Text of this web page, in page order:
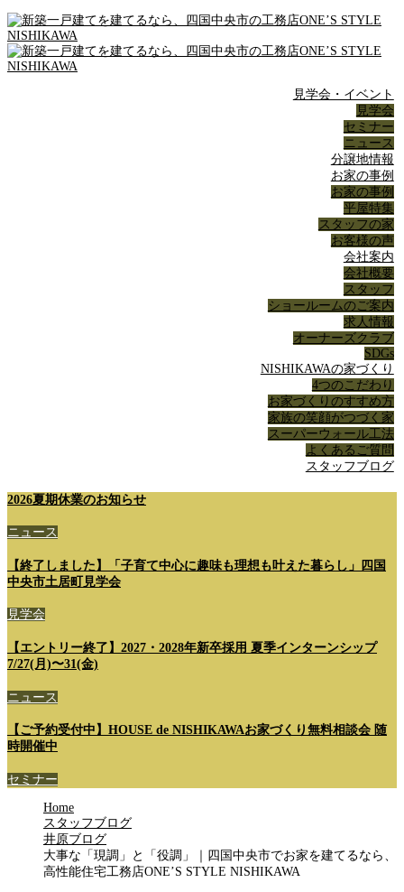
見学会・イベント
見学会
セミナー
ニュース
分譲地情報
お家の事例
お家の事例
平屋特集
スタッフの家
お客様の声
会社案内
会社概要
スタッフ
ショールームのご案内
求人情報
オーナーズクラブ
SDGs
NISHIKAWAの家づくり
4つのこだわり
お家づくりのすすめ方
家族の笑顔がつづく家
スーパーウォール工法
よくあるご質問
スタッフブログ
2026夏期休業のお知らせ
ニュース
【終了しました】「子育て中心に趣味も理想も叶えた暮らし」四国
中央市土居町見学会
見学会
【エントリー終了】2027・2028年新卒採用 夏季インターンシップ
7/27(月)〜31(金)
ニュース
【ご予約受付中】HOUSE de NISHIKAWAお家づくり無料相談会 随
時開催中
セミナー
Home
スタッフブログ
井原ブログ
大事な「現調」と「役調」｜四国中央市でお家を建てるなら、
高性能住宅工務店ONE’S STYLE NISHIKAWA